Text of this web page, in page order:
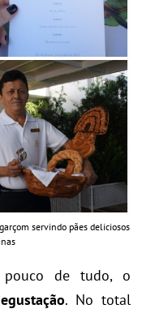
servindo pães deliciosos
pouco de tudo, o
. No total